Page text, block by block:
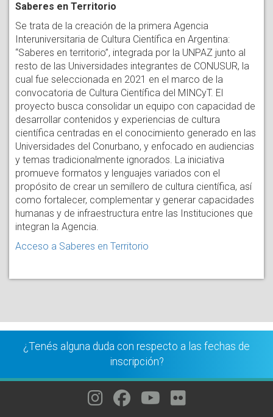
Saberes en Territorio
Se trata de la creación de la primera Agencia
Interuniversitaria de Cultura Científica en Argentina:
“Saberes en territorio”, integrada por la UNPAZ junto al
resto de las Universidades integrantes de CONUSUR, la
cual fue seleccionada en 2021 en el marco de la
convocatoria de Cultura Científica del MINCyT. El
proyecto busca consolidar un equipo con capacidad de
desarrollar contenidos y experiencias de cultura
científica centradas en el conocimiento generado en las
Universidades del Conurbano, y enfocado en audiencias
y temas tradicionalmente ignorados. La iniciativa
promueve formatos y lenguajes variados con el
propósito de crear un semillero de cultura científica, así
como fortalecer, complementar y generar capacidades
humanas y de infraestructura entre las Instituciones que
integran la Agencia.
Acceso a Saberes en Territorio
¿Tenés alguna duda con respecto a las fechas de
inscripción?